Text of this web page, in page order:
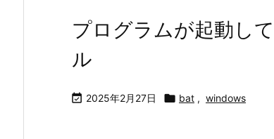
プログラムが起動し
ル
 2025年2月27日  bat , windows